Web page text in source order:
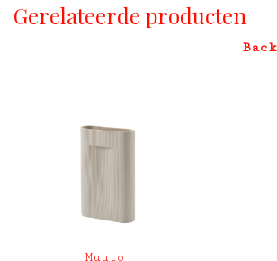
Gerelateerde producten
Muuto